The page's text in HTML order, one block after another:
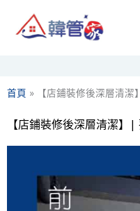
首頁 » 【店鋪裝修後深層清
【店鋪裝修後深層清潔】